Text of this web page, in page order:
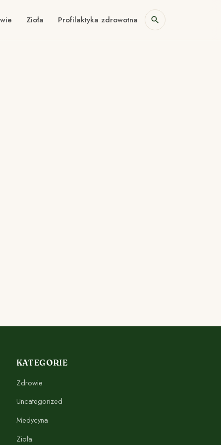
Zioła Profilaktyka zdrowotna
KATEGORIE
Zdrowie
Uncategorized
Medycyna
Zioła